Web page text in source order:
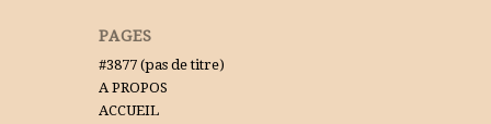
PAGES
#3877 (pas de titre)
A PROPOS
ACCUEIL